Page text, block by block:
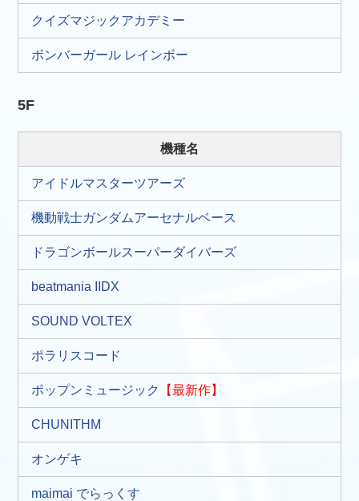
クイズマジックアカデミー
ボンバーガール レインボー
5F
機種名
アイドルマスターツアーズ
機動戦士ガンダムアーセナルベース
ドラゴンボールスーパーダイバーズ
beatmania IIDX
SOUND VOLTEX
ポラリスコード
ポップンミュージック 【最新作】
CHUNITHM
オンゲキ
maimai でらっくす